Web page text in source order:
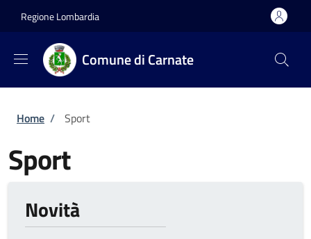
Regione Lombardia
Comune di Carnate
Briciole di pane
Home / Sport
Sport
Novità